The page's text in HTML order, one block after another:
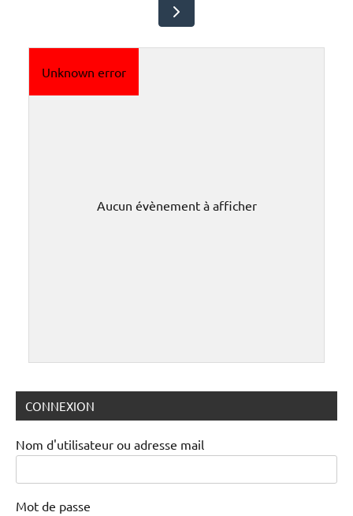
Aucun évènement à afficher
Unknown error
CONNEXION
Nom d'utilisateur ou adresse mail
Mot de passe